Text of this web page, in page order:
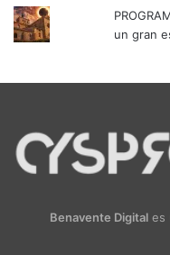
un gran
Benavente Digital es